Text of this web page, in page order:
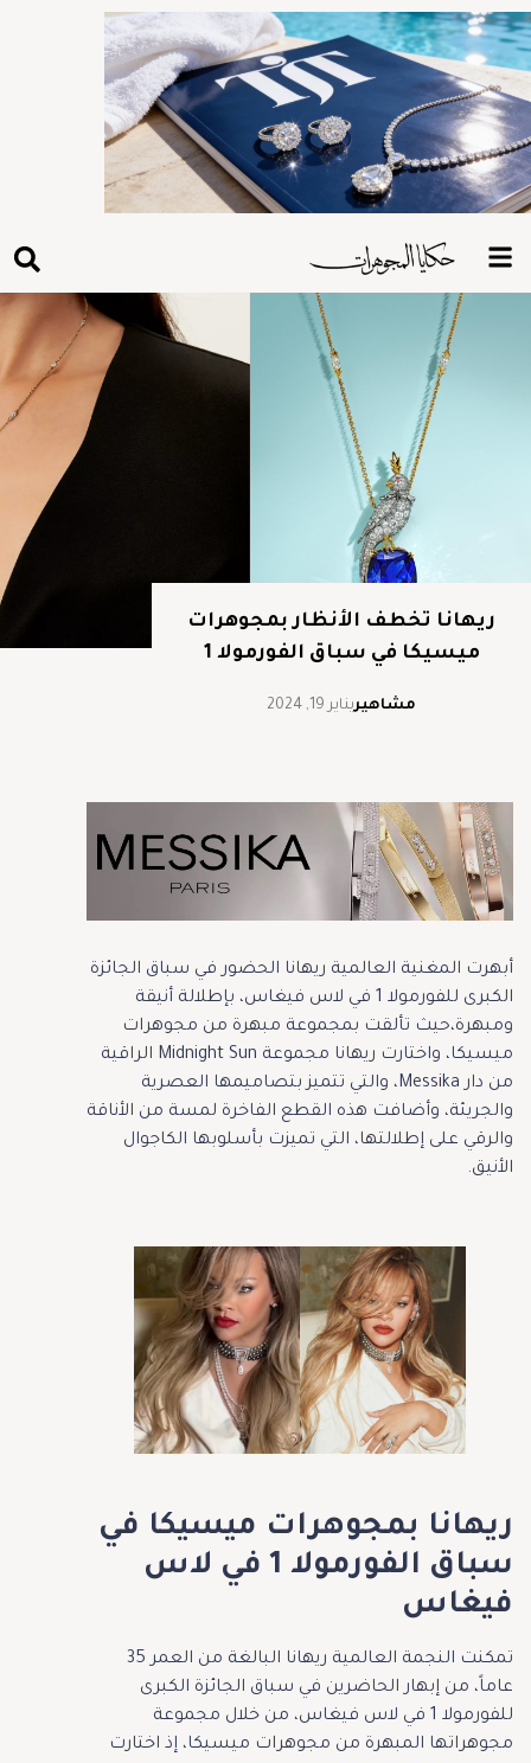
ريهانا تخطف الأنظار بمجوهرات
ميسيكا في سباق الفورمولا 1
مشاهيريناير 19, 2024
أبهرت المغنية العالمية ريهانا الحضور في سباق الجائزة
الكبرى للفورمولا 1 في لاس فيغاس، بإطلالة أنيقة
ومبهرة،حيث تألقت بمجموعة مبهرة من مجوهرات
ميسيكا، واختارت ريهانا مجموعة Midnight Sun الراقية
من دار Messika، والتي تتميز بتصاميمها العصرية
والجريئة، وأضافت هذه القطع الفاخرة لمسة من الأناقة
والرقي على إطلالتها، التي تميزت بأسلوبها الكاجوال
الأنيق.
ريهانا بمجوهرات ميسيكا في
سباق الفورمولا 1 في لاس
فيغاس
تمكنت النجمة العالمية ريهانا البالغة من العمر 35
عاماً، من إبهار الحاضرين في سباق الجائزة الكبرى
للفورمولا 1 في لاس فيغاس، من خلال مجموعة
مجوهراتها المبهرة من مجوهرات ميسيكا، إذ اختارت